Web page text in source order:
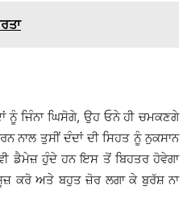
ਨੂੰ ਜਿੰਨਾ ਘਿਸੋਗੇ, ਉਹ ਓਨੇ ਹੀ ਚਮਕਣਗੇ
ਨਾਲ ਤੁਸੀਂ ਦੰਦਾਂ ਦੀ ਸਿਹਤ ਨੂੰ ਨੁਕਸਾਨ
ਡੈਮੇਜ਼ ਹੁੰਦੇ ਹਨ ਇਸ ਤੋਂ ਬਿਹਤਰ ਹੋਵੇਗਾ
ਕਰੋ ਅਤੇ ਬਹੁਤ ਜ਼ੋਰ ਲਗਾ ਕੇ ਬੁਰੱਸ਼ ਨਾ